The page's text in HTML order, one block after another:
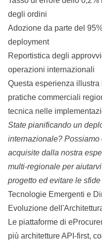
degli ordini
Adozione da parte del
deployment
Reportistica degli
operazioni internazionali
Questa esperienza
pratiche commerciali
tecnica nelle
State pianificando un
internazionale? Possiamo
acquisite dalla nostra
multi-regionale per
progetto ed evitare le
Tecnologie Emergenti e
Evoluzione
Le piattaforme di
più architetture API-first,